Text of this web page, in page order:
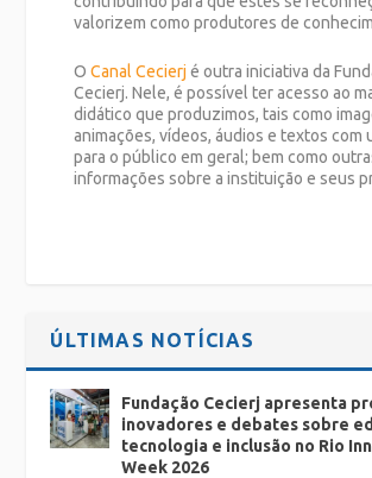
valorizem como produtores de
OCanal Cecierj é outra iniciativa da
Cecierj. Nele, é possível ter acesso ao
didático que produzimos, tais como
animações, vídeos, áudios e textos com
para o público em geral; bem como
informações sobre a instituição e seus
ÚLTIMAS NOTÍCIAS
Fundação Cecierj apresenta
inovadores e debates sobre
tecnologia e inclusão no Rio
Week 2026